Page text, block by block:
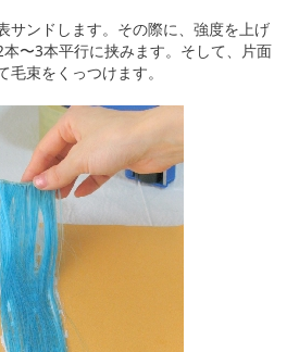
サンドします。その際に、強度を上げ
〜3本平行に挟みます。そして、片面
束をくっつけます。